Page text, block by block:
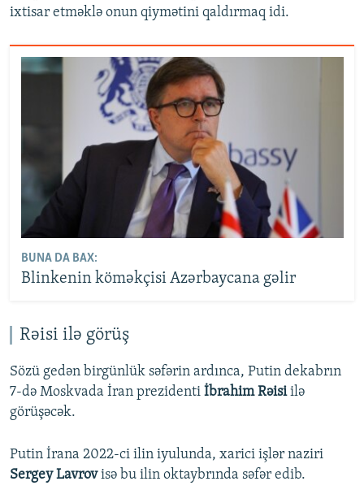
ixtisar etməklə onun qiymətini qaldırmaq idi.
BUNA DA BAX:
Blinkenin köməkçisi Azərbaycana gəlir
Rəisi ilə görüş
Sözü gedən birgünlük səfərin ardınca, Putin dekabrın
7-də Moskvada İran prezidenti İbrahim Rəisiilə
görüşəcək.
Putin İrana 2022-ci ilin iyulunda, xarici işlər naziri
Sergey Lavrovisə bu ilin oktaybrında səfər edib.